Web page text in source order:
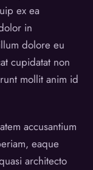
ex ea
in
dolore eu
cupidatat non
mollit anim id
accusantium
eaque
architecto